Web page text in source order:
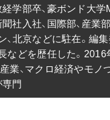
学部卒、豪ボンド大学
社入社、国際部、産業
、北京などに駐在。編
などを歴任した。
業、マクロ経済やモノ
門